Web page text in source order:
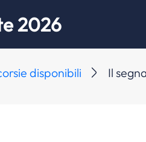
2026
disponibili Il